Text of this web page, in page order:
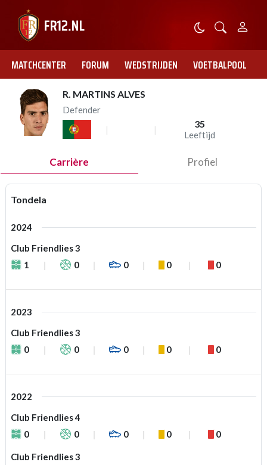
MATCHCENTER FORUM WEDSTRIJDEN VOETBALPOOL
R. MARTINS ALVES
Defender
35
Leeftijd
Carrière Profiel
Tondela
2024
Club Friendlies 3
1
0 0 0 0
2023
Club Friendlies 3
0
0 0 0 0
2022
Club Friendlies 4
0
0 0 0 0
Club Friendlies 3